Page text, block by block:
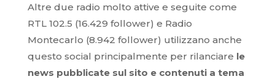
Altre due radio molto attive e seguite come
RTL 102.5 (16.429 follower) e Radio
Montecarlo (8.942 follower) utilizzano anche
questo social principalmente per rilanciare le
news pubblicate sul sito e contenuti a tema